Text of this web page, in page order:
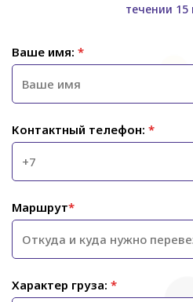
течении 15
Ваше имя: *
Контактный телефон: *
Маршрут*
Характер груза: *